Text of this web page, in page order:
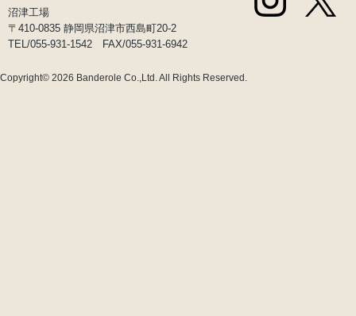
沼津工場
〒410-0835 静岡県沼津市西島町20-2
TEL/055-931-1542 FAX/055-931-6942
Copyright© 2026 Banderole Co.,Ltd.All Rights Reserved.